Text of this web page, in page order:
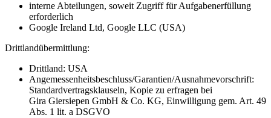
interne Abteilungen, soweit Zugriff für Aufgabenerfüllung
erforderlich
Google Ireland Ltd, Google LLC (USA)
Drittlandübermittlung:
Drittland: USA
Angemessenheitsbeschluss/Garantien/Ausnahmevorschrift:
Standardvertragsklauseln, Kopie zu erfragen bei
Gira Giersiepen GmbH & Co. KG, Einwilligung gem. Art. 49
Abs. 1 lit. a DSGVO